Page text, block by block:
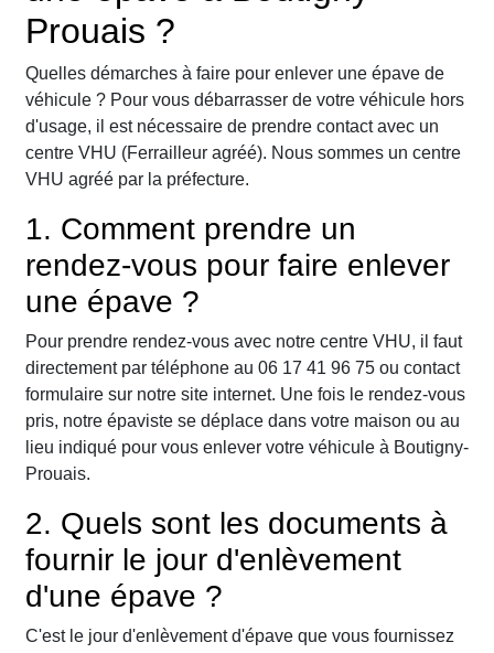
Prouais ?
Quelles démarches à faire pour enlever une épave de
véhicule ? Pour vous débarrasser de votre véhicule hors
d'usage, il est nécessaire de prendre contact avec un
centre VHU (Ferrailleur agréé). Nous sommes un centre
VHU agréé par la préfecture.
1. Comment prendre un
rendez-vous pour faire enlever
une épave ?
Pour prendre rendez-vous avec notre centre VHU, il faut
directement par téléphone au 06 17 41 96 75 ou contact
formulaire sur notre site internet. Une fois le rendez-vous
pris, notre épaviste se déplace dans votre maison ou au
lieu indiqué pour vous enlever votre véhicule à Boutigny-
Prouais.
2. Quels sont les documents à
fournir le jour d'enlèvement
d'une épave ?
C'est le jour d'enlèvement d'épave que vous fournissez